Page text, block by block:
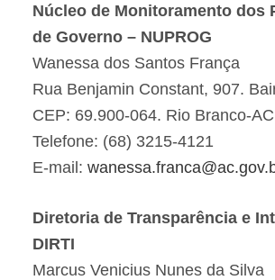
Núcleo de Monitoramento dos
de Governo – NUPROG
Wanessa dos Santos França
Rua Benjamin Constant, 907.
CEP: 69.900-064. Rio Branco-
Telefone: (68) 3215-4121
E-mail:
Diretoria de Transparência e
DIRTI
Marcus Venicius Nunes da Silva